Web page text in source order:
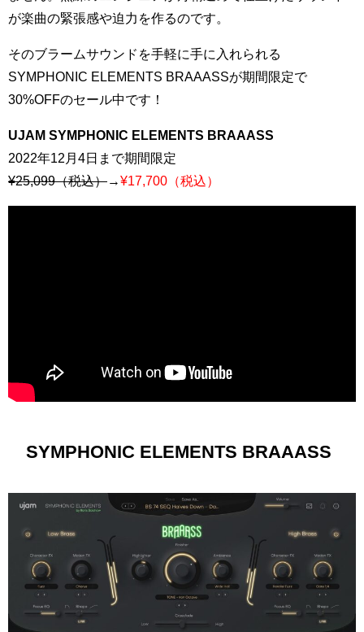
が楽曲の緊張感や迫力を作るのです。
そのブラームサウンドを手軽に手に入れられる
SYMPHONIC ELEMENTS BRAAASSが期間限定で
30%OFFのセール中です！
UJAM SYMPHONIC ELEMENTS BRAAASS
2022年12月4日まで期間限定
¥25,099（税込）→¥17,700（税込）
SYMPHONIC ELEMENTS BRAAASS